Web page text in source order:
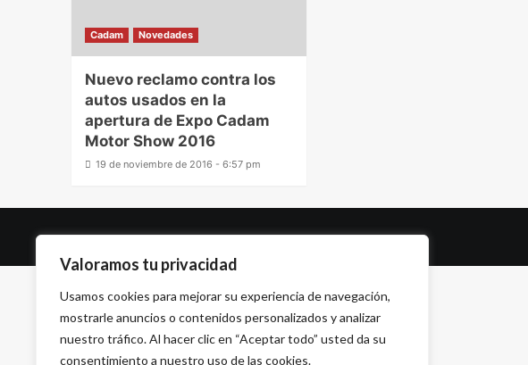
Valoramos tu privacidad
Usamos cookies para mejorar su experiencia de navegación,
mostrarle anuncios o contenidos personalizados y analizar
nuestro tráfico. Al hacer clic en “Aceptar todo” usted da su
consentimiento a nuestro uso de las cookies.
Cadam Novedades
Nuevo reclamo contra los
autos usados en la
apertura de Expo Cadam
Motor Show 2016
19 de noviembre de 2016 - 6:57 pm